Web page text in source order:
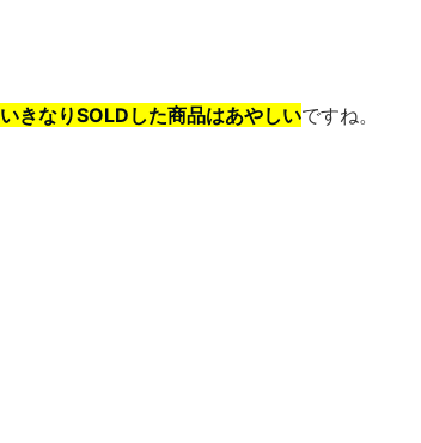
いきなりSOLDした商品はあやしいですね。